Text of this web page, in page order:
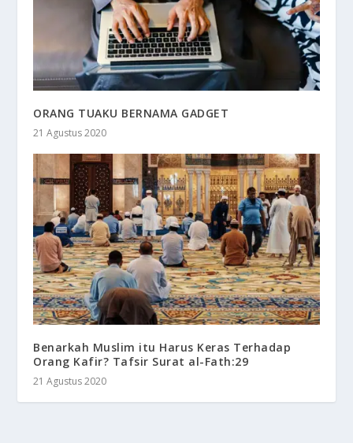
ORANG TUAKU BERNAMA GADGET
21 Agustus 2020
Benarkah Muslim itu Harus Keras Terhadap
Orang Kafir? Tafsir Surat al-Fath:29
21 Agustus 2020